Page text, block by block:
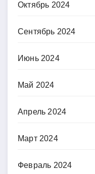
Октябрь 2024
Сентябрь 2024
Июнь 2024
Май 2024
Апрель 2024
Март 2024
Февраль 2024